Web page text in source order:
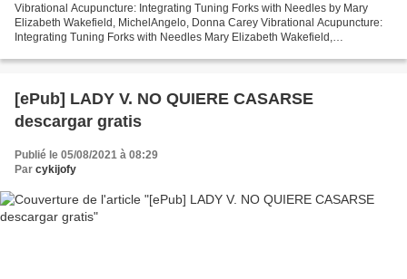
Vibrational Acupuncture: Integrating Tuning Forks with Needles by Mary
Elizabeth Wakefield, MichelAngelo, Donna Carey Vibrational Acupuncture:
Integrating Tuning Forks with Needles Mary Elizabeth Wakefield,
[ePub] LADY V. NO QUIERE CASARSE
descargar gratis
Publié le 05/08/2021 à 08:29
Par cykijofy